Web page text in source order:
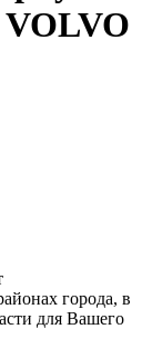
города, в
для Вашего